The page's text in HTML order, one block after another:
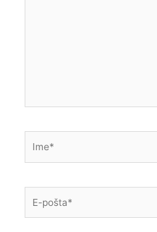
pošta*